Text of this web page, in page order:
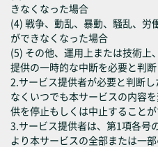
きなくなった場合
(4) 戦争、動乱、暴動、騒乱、労
ができなくなった場合
(5) その他、運用上または技術上
提供の一時的な中断を必要と判
2.サービス提供者が必要と判断
なくいつでも本サービスの内容
供を停止もしくは中止することが
3.サービス提供者は、第1項各号
より本サービスの全部または一